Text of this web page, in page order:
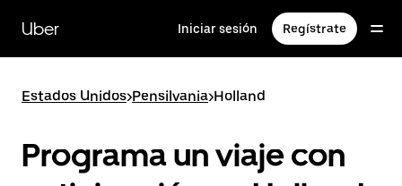
contenido
principal
Uber Iniciar sesión Regístrate
Estados Unidos>Pensilvania>Holland
Programa un viaje con